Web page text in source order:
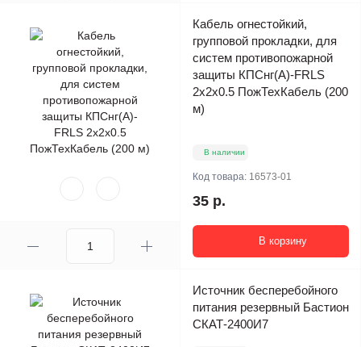
Кабель огнестойкий,
групповой прокладки, для
систем противопожарной
защиты КПСнг(А)-FRLS
2x2x0.5 ПожТехКабель (200
м)
В наличии
Код товара: 16573-01
35 р.
В корзину
Источник бесперебойного
питания резервный Бастион
СКАТ-2400И7